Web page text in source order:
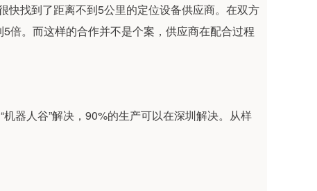
找到了距离不到5公里的定位设备供应商。在双方
倍。而这样的合作并不是个案，供应商在配合过程
器人谷”解决，90%的生产可以在深圳解决。从样